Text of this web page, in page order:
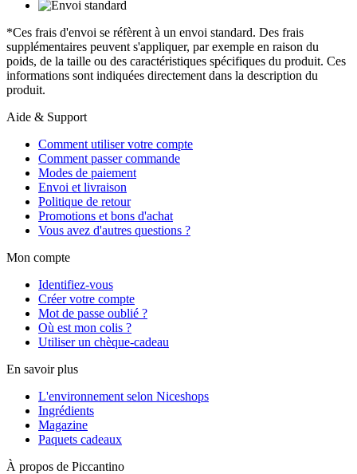
*Ces frais d'envoi se réfèrent à un envoi standard. Des frais
supplémentaires peuvent s'appliquer, par exemple en raison du
poids, de la taille ou des caractéristiques spécifiques du produit. Ces
informations sont indiquées directement dans la description du
produit.
Aide & Support
Comment utiliser votre compte
Comment passer commande
Modes de paiement
Envoi et livraison
Politique de retour
Promotions et bons d'achat
Vous avez d'autres questions ?
Mon compte
Identifiez-vous
Créer votre compte
Mot de passe oublié ?
Où est mon colis ?
Utiliser un chèque-cadeau
En savoir plus
L'environnement selon Niceshops
Ingrédients
Magazine
Paquets cadeaux
À propos de Piccantino